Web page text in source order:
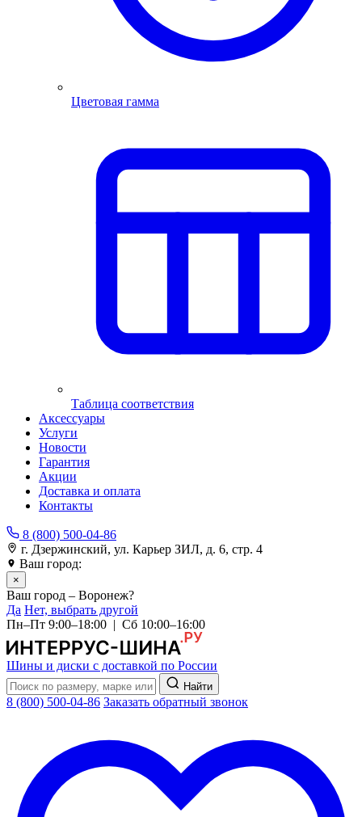
Цветовая гамма
Таблица соответствия
Аксессуары
Услуги
Новости
Гарантия
Акции
Доставка и оплата
Контакты
8 (800) 500-04-86
г. Дзержинский, ул. Карьер ЗИЛ, д. 6, стр. 4
Ваш город:
×
Ваш город – Воронеж?
Да Нет, выбрать другой
Пн–Пт 9:00–18:00 | Сб 10:00–16:00
Шины и диски с доставкой по России
Найти
8 (800) 500-04-86 Заказать обратный звонок